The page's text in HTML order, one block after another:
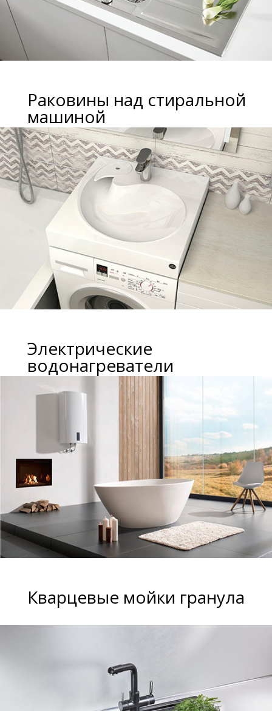
Раковины над стиральной
машиной
Электрические
водонагреватели
Кварцевые мойки гранула